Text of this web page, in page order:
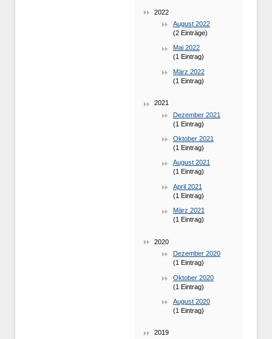
2022
August 2022
(2 Einträge)
Mai 2022
(1 Eintrag)
März 2022
(1 Eintrag)
2021
Dezember 2021
(1 Eintrag)
Oktober 2021
(1 Eintrag)
August 2021
(1 Eintrag)
April 2021
(1 Eintrag)
März 2021
(1 Eintrag)
2020
Dezember 2020
(1 Eintrag)
Oktober 2020
(1 Eintrag)
August 2020
(1 Eintrag)
2019